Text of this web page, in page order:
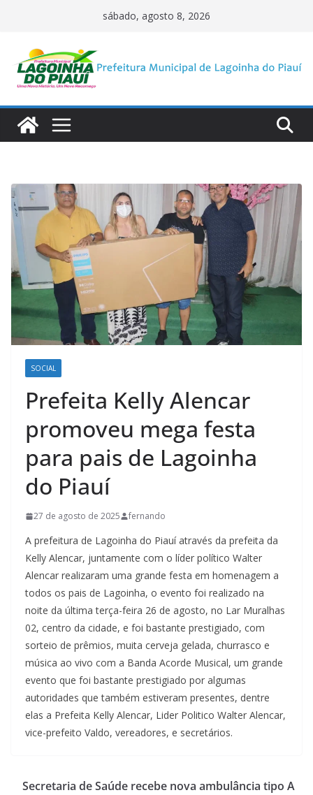
conteúdo
sábado, agosto 8, 2026
SOCIAL
Prefeita Kelly Alencar
promoveu mega festa
para pais de Lagoinha
do Piauí
27 de agosto de 2025 fernando
A prefeitura de Lagoinha do Piauí através da prefeita da
Kelly Alencar, juntamente com o líder político Walter
Alencar realizaram uma grande festa em homenagem a
todos os pais de Lagoinha, o evento foi realizado na
noite da última terça-feira 26 de agosto, no Lar Muralhas
02, centro da cidade, e foi bastante prestigiado, com
sorteio de prêmios, muita cerveja gelada, churrasco e
música ao vivo com a Banda Acorde Musical, um grande
evento que foi bastante prestigiado por algumas
autoridades que também estiveram presentes, dentre
elas a Prefeita Kelly Alencar, Lider Politico Walter Alencar,
vice-prefeito Valdo, vereadores, e secretários.
Secretaria de Saúde recebe nova ambulância tipo A